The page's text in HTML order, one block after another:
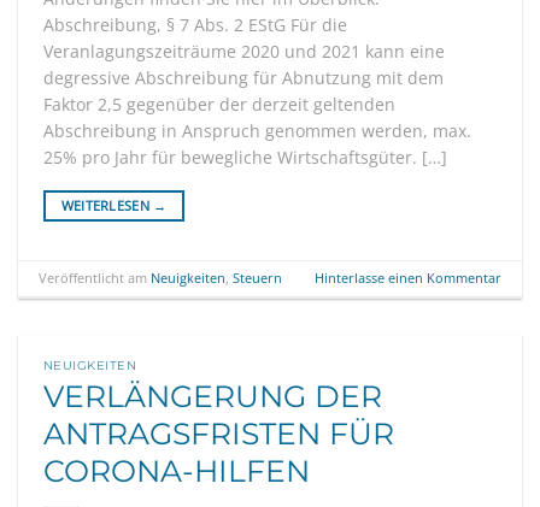
Abschreibung, § 7 Abs. 2 EStG Für die
Veranlagungszeiträume 2020 und 2021 kann eine
degressive Abschreibung für Abnutzung mit dem
Faktor 2,5 gegenüber der derzeit geltenden
Abschreibung in Anspruch genommen werden, max.
25% pro Jahr für bewegliche Wirtschaftsgüter. […]
WEITERLESEN →
Veröffentlicht am Neuigkeiten, Steuern Hinterlasse einen Kommentar
NEUIGKEITEN
VERLÄNGERUNG DER
ANTRAGSFRISTEN FÜR
CORONA-HILFEN